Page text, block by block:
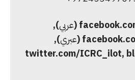
عربي),
عبري),
twitter.com/ICRC_ilot,